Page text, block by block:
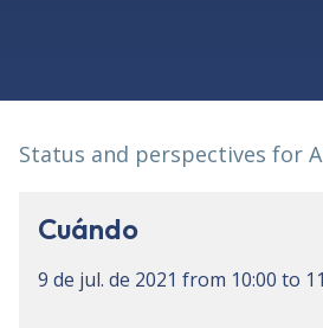
Status and perspectives for
Cuándo
9 de jul. de 2021 from 10:00 to